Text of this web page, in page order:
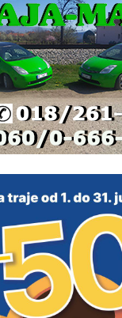
71-74-023
комплетно
око
51; 063/102-35-
кућа
од 8 ари у
21-63-584
ОГЛАСИ